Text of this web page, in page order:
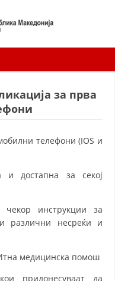
за прва
телефони (IOS и
и достапна за секој
инструкции за
различни несреќи и
медицинска помош
придонесуваат да